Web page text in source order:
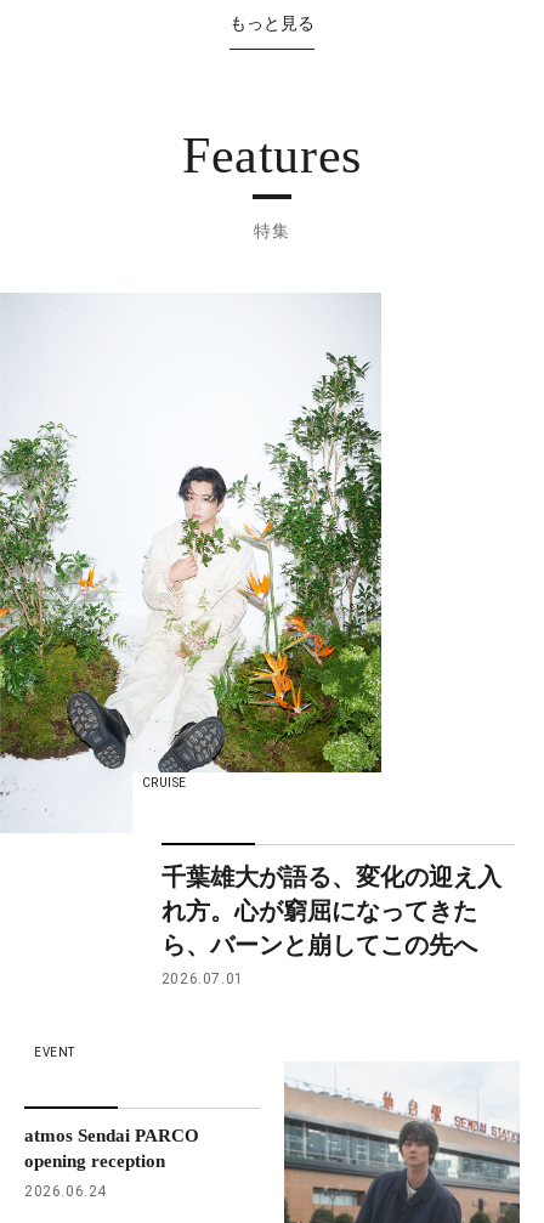
もっと見る
Features
特集
CRUISE
千葉雄大が語る、変化の迎え入
れ方。心が窮屈になってきた
ら、バーンと崩してこの先へ
2026.07.01
EVENT
atmos Sendai PARCO
opening reception
2026.06.24